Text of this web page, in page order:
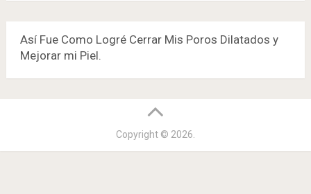
Así Fue Como Logré Cerrar Mis Poros Dilatados y
Mejorar mi Piel.
Copyright © 2026.